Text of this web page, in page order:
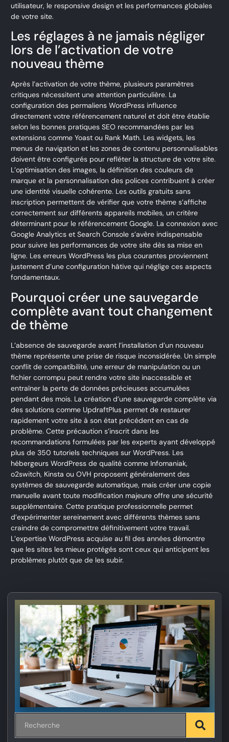
utilisateur, le responsive design et les performances globales
de votre site.
Les réglages à ne jamais négliger
lors de l’activation de votre
nouveau thème
Après l’activation de votre thème, plusieurs paramètres
critiques nécessitent une attention particulière. La
configuration des permaliens WordPress influence
directement votre référencement naturel et doit être établie
selon les bonnes pratiques SEO recommandées par les
extensions comme Yoast ou Rank Math. Les widgets, les
menus de navigation et les zones de contenu personnalisables
doivent être configurés pour refléter la structure de votre site.
L’optimisation des images, la définition des couleurs de
marque et la personnalisation des polices contribuent à créer
une identité visuelle cohérente. Les outils gratuits sans
inscription permettent de vérifier que votre thème s’affiche
correctement sur différents appareils mobiles, un critère
déterminant pour le référencement Google. La connexion avec
Google Analytics et Search Console s’avère indispensable
pour suivre les performances de votre site dès sa mise en
ligne. Les erreurs WordPress les plus courantes proviennent
justement d’une configuration hâtive qui néglige ces aspects
fondamentaux.
Pourquoi créer une sauvegarde
complète avant tout changement
de thème
L’absence de sauvegarde avant l’installation d’un nouveau
thème représente une prise de risque inconsidérée. Un simple
conflit de compatibilité, une erreur de manipulation ou un
fichier corrompu peut rendre votre site inaccessible et
entraîner la perte de données précieuses accumulées
pendant des mois. La création d’une sauvegarde complète via
des solutions comme UpdraftPlus permet de restaurer
rapidement votre site à son état précédent en cas de
problème. Cette précaution s’inscrit dans les
recommandations formulées par les experts ayant développé
plus de 350 tutoriels techniques sur WordPress. Les
hébergeurs WordPress de qualité comme Infomaniak,
o2switch, Kinsta ou OVH proposent généralement des
systèmes de sauvegarde automatique, mais créer une copie
manuelle avant toute modification majeure offre une sécurité
supplémentaire. Cette pratique professionnelle permet
d’expérimenter sereinement avec différents thèmes sans
craindre de compromettre définitivement votre travail.
L’expertise WordPress acquise au fil des années démontre
que les sites les mieux protégés sont ceux qui anticipent les
problèmes plutôt que de les subir.